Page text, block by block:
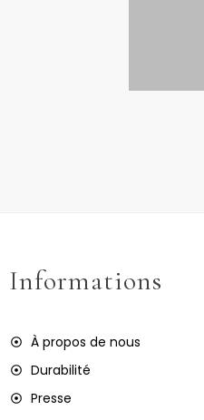
Informations
À propos de nous
Durabilité
Presse